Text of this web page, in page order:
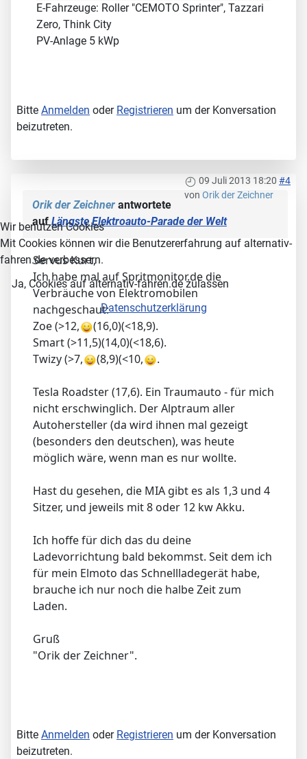
E-Fahrzeuge: Roller "CEMOTO Sprinter", Tazzari
Zero, Think City
PV-Anlage 5 kWp
Bitte Anmelden oder Registrieren um der Konversation
beizutreten.
09 Juli 2013 18:20 #4
von Orik der Zeichner
Orik der Zeichner antwortete
aufLängste Elektroauto-Parade der Welt
Servus Kurt,
Ich habe mal auf Spritmonitor.de die
Verbräuche von Elektromobilen
nachgeschaut:
Zoe (>12,
(16,0)(<18,9).
Smart (>11,5)(14,0)(<18,6).
Twizy (>7,
(8,9)(<10, .
Tesla Roadster (17,6). Ein Traumauto - für mich
nicht erschwinglich. Der Alptraum aller
Autohersteller (da wird ihnen mal gezeigt
(besonders den deutschen), was heute
möglich wäre, wenn man es nur wollte.
Hast du gesehen, die MIA gibt es als 1,3 und 4
Sitzer, und jeweils mit 8 oder 12 kw Akku.
Ich hoffe für dich das du deine
Ladevorrichtung bald bekommst. Seit dem ich
für mein Elmoto das Schnellladegerät habe,
brauche ich nur noch die halbe Zeit zum
Laden.
Gruß
"Orik der Zeichner".
Bitte Anmelden oder Registrieren um der Konversation
beizutreten.
Wir benutzen Cookies
Mit Cookies können wir die Benutzererfahrung auf alternativ-
fahren.de verbessern.
Ja, Cookies auf alternativ-fahren.de zulassen
Datenschutzerklärung